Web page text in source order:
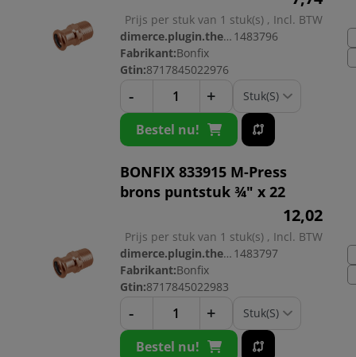
Prijs per stuk van 1 stuk(s) , Incl. BTW
dimerce.plugin.theme.productnr: 1483796
Fabrikant:Bonfix
Gtin:8717845022976
- +
Bestel nu!
BONFIX 833915 M-Press
brons puntstuk ¾" x 22
12,02
Prijs per stuk van 1 stuk(s) , Incl. BTW
dimerce.plugin.theme.productnr: 1483797
Fabrikant:Bonfix
Gtin:8717845022983
- +
Bestel nu!